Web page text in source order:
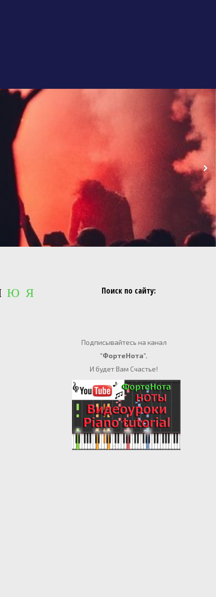
Поиск по сайту:
Подписывайтесь на канал
"ФортеНота".
И будет Вам Счастье!
Ю Я